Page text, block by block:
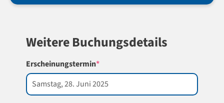
Weitere Buchungsdetails
Erscheinungstermin*(required)